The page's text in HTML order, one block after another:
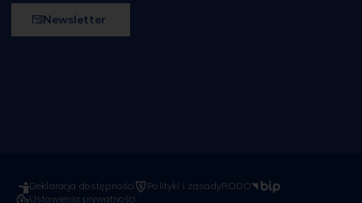
Newsletter
Deklaracja dostępności Polityki i zasadyRODO
Ustawienia prywatności